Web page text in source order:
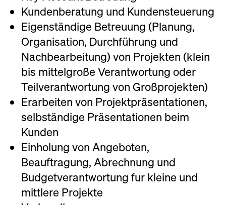
Sportmarketing
Athleten
Toni Innauer Keynote-
Speaker
digital
Online Marketing
Content Production
Websites
Branding & Grafik
Projekte
Kundenberatung und Kundensteuerung
Eigenständige Betreuung (Planung,
Organisation, Durchführung und
Nachbearbeitung) von Projekten (klein
bis mittelgroße Verantwortung oder
Teilverantwortung von Großprojekten)
Erarbeiten von Projektpräsentationen,
selbständige Präsentationen beim
Kunden
Einholung von Angeboten,
Beauftragung, Abrechnung und
Budgetverantwortung fur kleine und
mittlere Projekte